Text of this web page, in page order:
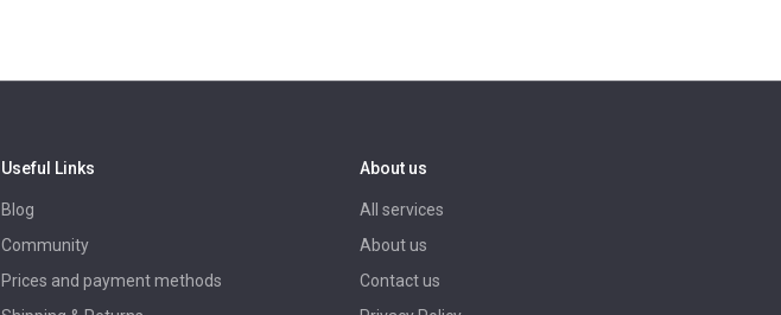
Useful Links
Blog
Community
Prices and payment methods
About us
All services
About us
Contact us